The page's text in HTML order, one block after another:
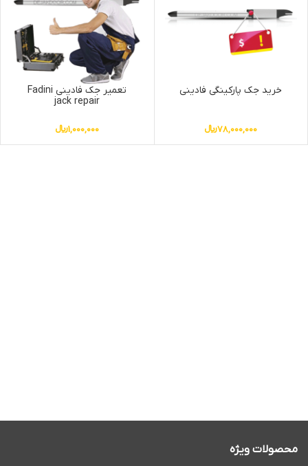
خرید جک پارکینگی فادینی
78,000,000﷼
تعمیر جک فادینی Fadini
jack repair
1,000,000﷼
محصولات ویژه